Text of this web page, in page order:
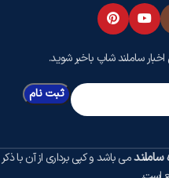
اخبار ساملند شاپ باخبر شوید.
ساملندمی باشد و کپی برداری از آن با ذکر